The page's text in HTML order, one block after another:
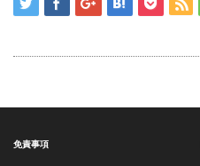
免責事項